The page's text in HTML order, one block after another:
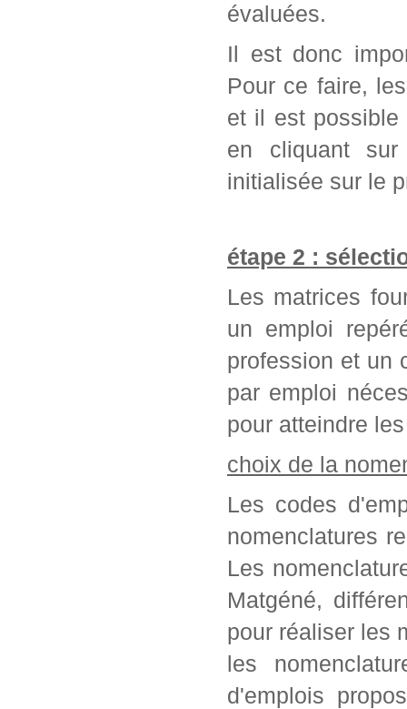
évaluées.
Il est donc
Pour ce faire,
et il est possible
en cliquant
initialisée sur le
étape 2 :
Les matrices
un emploi
profession et un
par emploi
pour atteindre
choix de la
Les codes
nomenclatures
Les
Matgéné,
pour réaliser les
les
d'emplois